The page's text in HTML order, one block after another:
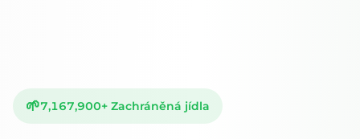
🌱7,167,900+ Zachráněná jídla